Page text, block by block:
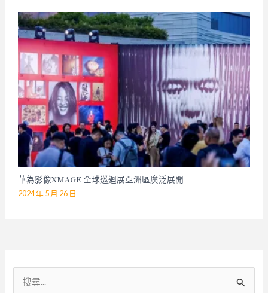
華為影像XMAGE 全球巡迴展亞洲區廣泛展開
2024 年 5 月 26 日